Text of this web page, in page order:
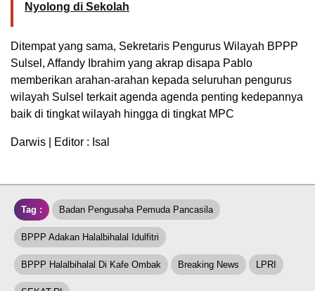
Nyolong di Sekolah
Ditempat yang sama, Sekretaris Pengurus Wilayah BPPP
Sulsel, Affandy Ibrahim yang akrap disapa Pablo
memberikan arahan-arahan kepada seluruhan pengurus
wilayah Sulsel terkait agenda agenda penting kedepannya
baik di tingkat wilayah hingga di tingkat MPC
Darwis | Editor : Isal
Tag : Badan Pengusaha Pemuda Pancasila
BPPP Adakan Halalbihalal Idulfitri
BPPP Halalbihalal Di Kafe Ombak Breaking News LPRI